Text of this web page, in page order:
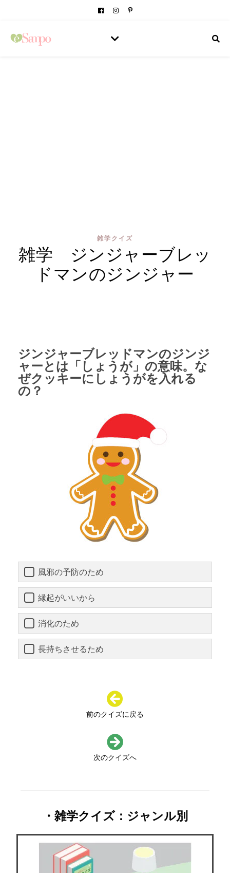
雑学クイズ
雑学 ジンジャーブレッ
ドマンのジンジャー
ジンジャーブレッドマンのジンジ
ャーとは「しょうが」の意味。な
ぜクッキーにしょうがを入れる
の？
風邪の予防のため
縁起がいいから
消化のため
長持ちさせるため
前のクイズに戻る
次のクイズへ
・雑学クイズ：ジャンル別